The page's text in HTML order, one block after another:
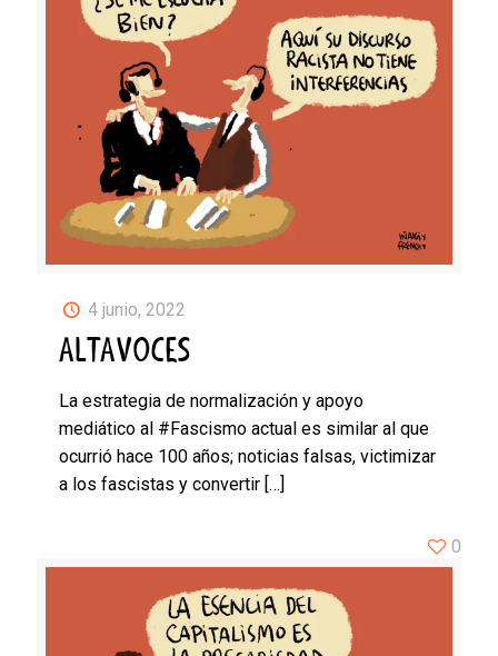
4 junio, 2022
ALTAVOCES
La estrategia de normalización y apoyo
mediático al #Fascismo actual es similar al que
ocurrió hace 100 años; noticias falsas, victimizar
a los fascistas y convertir […]
0